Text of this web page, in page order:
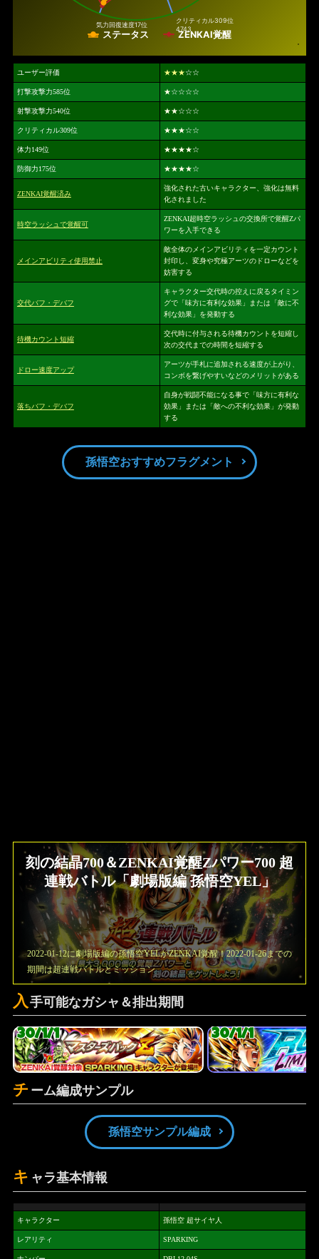
ステータス ZENKAI覚醒
クリティカル309位
4743
気力回復速度17位
ユーザー評価 ★★★☆☆
打撃攻撃力585位 ★☆☆☆☆
射撃攻撃力540位 ★★☆☆☆
クリティカル309位 ★★★☆☆
体力149位 ★★★★☆
防御力175位 ★★★★☆
ZENKAI覚醒済み
強化された古いキャラクター、強化は無料
化されました
時空ラッシュで覚醒可
ZENKAI超時空ラッシュの交換所で覚醒Zパ
ワーを入手できる
メインアビリティ使用禁止
敵全体のメインアビリティを一定カウント
封印し、変身や究極アーツのドローなどを
妨害する
交代バフ・デバフ
キャラクター交代時の控えに戻るタイミン
グで「味方に有利な効果」または「敵に不
利な効果」を発動する
待機カウント短縮
交代時に付与される待機カウントを短縮し
次の交代までの時間を短縮する
ドロー速度アップ
アーツが手札に追加される速度が上がり、
コンボを繋げやすいなどのメリットがある
落ちバフ・デバフ
自身が戦闘不能になる事で「味方に有利な
効果」または「敵への不利な効果」が発動
する
孫悟空おすすめフラグメント
刻の結晶700＆ZENKAI覚醒Zパワー700 超
連戦バトル「劇場版編 孫悟空YEL」
2022-01-12に劇場版編の孫悟空YELがZENKAI覚醒！2022-01-26までの
期間は超連戦バトルとミッション
入 手可能なガシャ＆排出期間
30/1/1 30/1/1
チ ーム編成サンプル
孫悟空サンプル編成
キ ャラ基本情報
キャラクター 孫悟空 超サイヤ人
レアリティ SPARKING